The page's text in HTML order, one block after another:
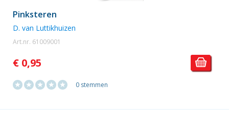
Pinksteren
D. van Luttikhuizen
Art.nr. 61009001
€ 0,95
0 stemmen